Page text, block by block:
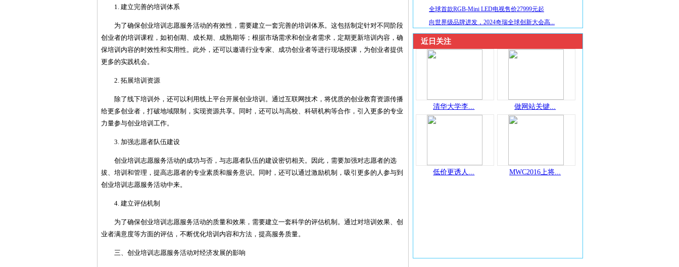
1. 建立完善的培训体系
为了确保创业培训志愿服务活动的有效性，需要建立一套完善的培训体系。这包括制定针对不同阶段
创业者的培训课程，如初创期、成长期、成熟期等；根据市场需求和创业者需求，定期更新培训内容，确
保培训内容的时效性和实用性。此外，还可以邀请行业专家、成功创业者等进行现场授课，为创业者提供
更多的实践机会。
2. 拓展培训资源
除了线下培训外，还可以利用线上平台开展创业培训。通过互联网技术，将优质的创业教育资源传播
给更多创业者，打破地域限制，实现资源共享。同时，还可以与高校、科研机构等合作，引入更多的专业
力量参与创业培训工作。
3. 加强志愿者队伍建设
创业培训志愿服务活动的成功与否，与志愿者队伍的建设密切相关。因此，需要加强对志愿者的选
拔、培训和管理，提高志愿者的专业素质和服务意识。同时，还可以通过激励机制，吸引更多的人参与到
创业培训志愿服务活动中来。
4. 建立评估机制
为了确保创业培训志愿服务活动的质量和效果，需要建立一套科学的评估机制。通过对培训效果、创
业者满意度等方面的评估，不断优化培训内容和方法，提高服务质量。
三、创业培训志愿服务活动对经济发展的影响
全球首款RGB-Mini LED电视售价27999元起
向世界级品牌进发，2024奇瑞全球创新大会高...
近日关注
清华大学李... 做网站关键...
低价更诱人... MWC2016上将...